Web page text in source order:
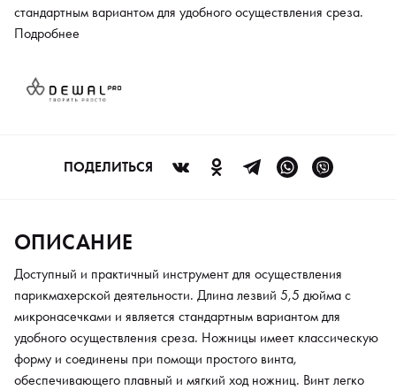
стандартным вариантом для удобного осуществления среза.
Ножницы имеет классическую форму и соединены при
ход ножниц. Винт легко подтянуть или снять для осуществления
регулировки и очистки конструкции ножниц от пыли. На
комфорт при осуществлении стрижки. Инструмент имеет
Подробнее
ПОДЕЛИТЬСЯ
ОПИСАНИЕ
Доступный и практичный инструмент для осуществления
парикмахерской деятельности. Длина лезвий 5,5 дюйма c
микронасечками и является стандартным вариантом для
удобного осуществления среза. Ножницы имеет классическую
форму и соединены при помощи простого винта,
обеспечивающего плавный и мягкий ход ножниц. Винт легко